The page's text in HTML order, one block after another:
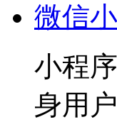
微信
小程
身用